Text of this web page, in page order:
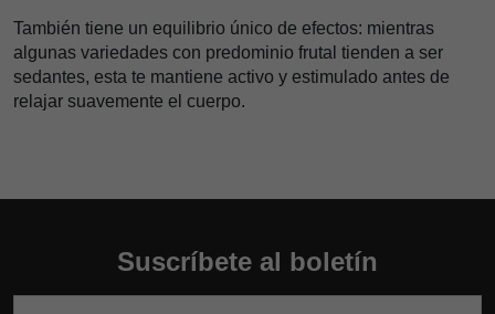
También tiene un equilibrio único de efectos: mientras
algunas variedades con predominio frutal tienden a ser
sedantes, esta te mantiene activo y estimulado antes de
relajar suavemente el cuerpo.
Suscríbete al boletín